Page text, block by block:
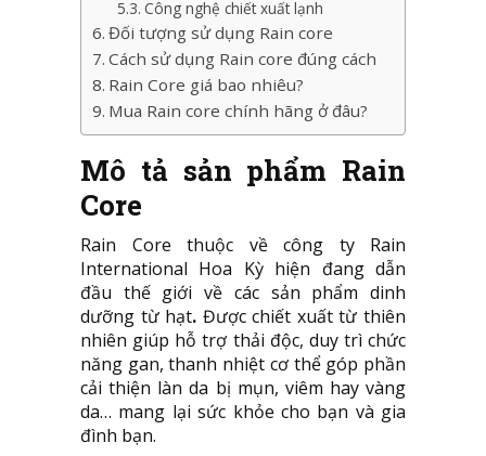
Công nghệ chiết xuất lạnh
Đối tượng sử dụng Rain core
Cách sử dụng Rain core đúng cách
Rain Core giá bao nhiêu?
Mua Rain core chính hãng ở đâu?
Mô tả sản phẩm Rain
Core
Rain Core thuộc về công ty Rain
International Hoa Kỳ hiện đang dẫn
đầu thế giới về các sản phẩm dinh
dưỡng từ hạt. Được chiết xuất từ thiên
nhiên giúp hỗ trợ thải độc, duy trì chức
năng gan, thanh nhiệt cơ thể góp phần
cải thiện làn da bị mụn, viêm hay vàng
da… mang lại sức khỏe cho bạn và gia
đình bạn.